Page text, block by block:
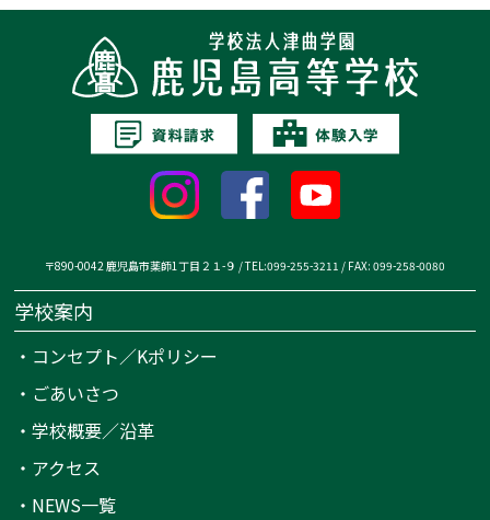
〒890-0042 鹿児島市薬師1丁目２１-９ / TEL:099-255-3211 / FAX: 099-258-0080
学校案内
・ コンセプト／Kポリシー
・ ごあいさつ
・学校概要／沿革
・ アクセス
・ NEWS一覧